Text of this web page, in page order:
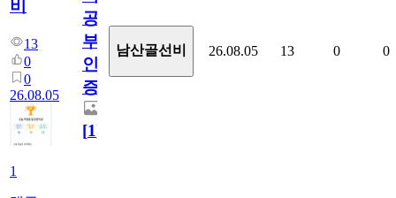
비
13
0
0
26.08.05
1
공
부
인
증
[1]
남산골선비 26.08.05 13 0 0